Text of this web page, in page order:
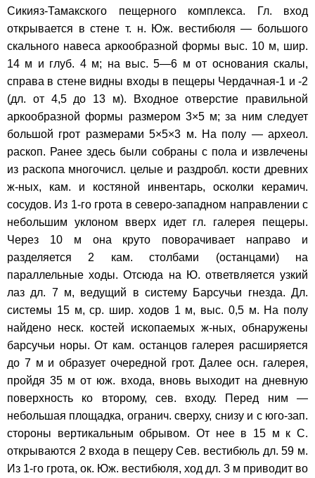
Сикияз-Тамакского пещерного комплекса. Гл. вход
открывается в стене т. н. Юж. вестибюля — большого
скального навеса аркообразной формы выс. 10 м, шир.
14 м и глуб. 4 м; на выс. 5—6 м от основания скалы,
справа в стене видны входы в пещеры Чердачная-1 и -2
(дл. от 4,5 до 13 м). Входное отверстие правильной
аркообразной формы размером 3×5 м; за ним следует
большой грот размерами 5×5×3 м. На полу — археол.
раскоп. Ранее здесь были собраны с пола и извлечены
из раскопа многочисл. целые и раздробл. кости древних
ж-ных, кам. и костяной инвентарь, осколки керамич.
сосудов. Из 1-го грота в северо-западном направлении с
небольшим уклоном вверх идет гл. галерея пещеры.
Через 10 м она круто поворачивает направо и
разделяется 2 кам. столбами (останцами) на
параллельные ходы. Отсюда на Ю. ответвляется узкий
лаз дл. 7 м, ведущий в систему Барсучьи гнезда. Дл.
системы 15 м, ср. шир. ходов 1 м, выс. 0,5 м. На полу
найдено неск. костей ископаемых ж-ных, обнаружены
барсучьи норы. От кам. останцов галерея расширяется
до 7 м и образует очередной грот. Далее осн. галерея,
пройдя 35 м от юж. входа, вновь выходит на дневную
поверхность ко второму, сев. входу. Перед ним —
небольшая площадка, огранич. сверху, снизу и с юго-зап.
стороны вертикальным обрывом. От нее в 15 м к С.
открываются 2 входа в пещеру Сев. вестибюль дл. 59 м.
Из 1-го грота, ок. Юж. вестибюля, ход дл. 3 м приводит во